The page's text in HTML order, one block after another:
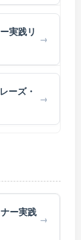
実践リ
ーズ・
ー実践